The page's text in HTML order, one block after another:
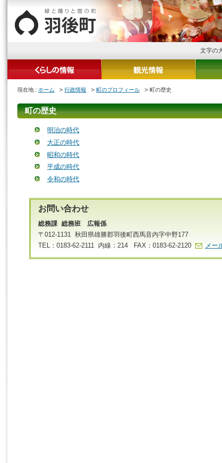
文字の
現在地 : ホーム 行政情報 町のプロフィール 町の歴史
町の歴史
明治の時代
大正の時代
昭和の時代
平成の時代
令和の時代
お問い合わせ
総務課 総務班 広報係
〒012-1131 秋田県雄勝郡羽後町西馬音内字中野177
TEL：0183-62-2111 内線：214 FAX：0183-62-2120
メー